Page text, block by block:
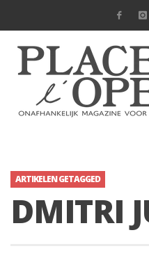
ARTIKELEN GETAGGED
DMITRI